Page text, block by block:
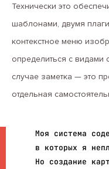
Технически это
шаблонами, двумя
контекстное меню
определиться с видами
случае заметка — это
отдельная
Моя система
в которых я
Но создание